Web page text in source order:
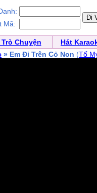
Mã:
Chuyện
Hát
» Em Đi Trên Cỏ Non (Tố